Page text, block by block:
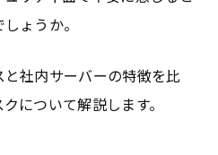
ょうか。
社内サーバーの特徴を比
について解説します。